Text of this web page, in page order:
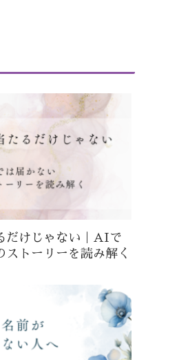
だけじゃない｜AIで
ストーリーを読み解く